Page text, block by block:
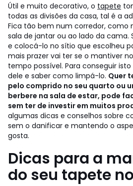
Útil e muito decorativo, o tapete
todas as divisões da casa, tal é a
Fica tão bem num corredor, como
sala de jantar ou ao lado da cama.
e colocá-lo no sítio que escolheu
mais prazer vai ter se o mantiver
tempo possível. Para conseguir
dele e saber como limpá-lo. Quer
pelo comprido no seu quarto ou
berbere na sala de estar, pode
sem ter de investir em muitos
algumas dicas e conselhos sobre
sem o danificar e mantendo o
gosta.
Dicas para a
do seu tapete